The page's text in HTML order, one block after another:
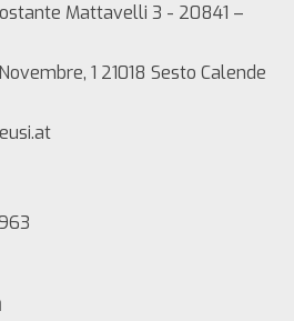
Mattavelli 3 - 20841 –
1 21018 Sesto Calende